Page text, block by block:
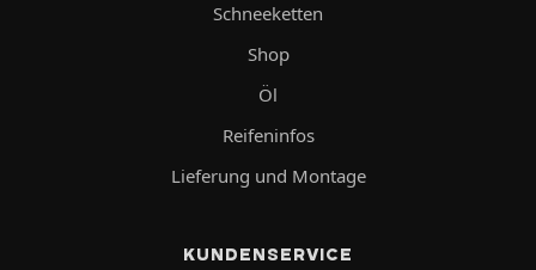
Schneeketten
Shop
Öl
Reifeninfos
Lieferung und Montage
KUNDENSERVICE